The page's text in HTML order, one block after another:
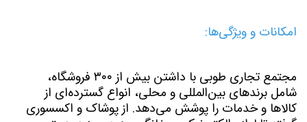
امکانات و ویژگی‌ها:
مجتمع تجاری طوبی با داشتن بیش از ۳۰۰ فروشگاه،
شامل برندهای بین‌المللی و محلی، انواع گسترده‌ای از
کالاها و خدمات را پوشش می‌دهد. از پوشاک و اکسسوری